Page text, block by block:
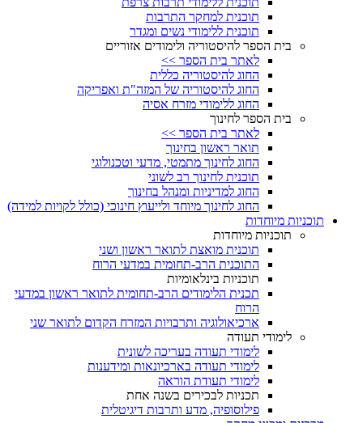
תוכנית למחקר התרבות
תוכנית ללימודי נשים ומגדר
בית הספר להיסטוריה ולימודים אזוריים
לאתר בית הספר >>
החוג להיסטוריה כללית
החוג להיסטוריה של המזה"ת ואפריקה
החוג ללימודי מזרח אסיה
בית הספר לחינוך
לאתר בית הספר >>
תואר ראשון בחינוך
החוג לחינוך מתמטי, מדעי וטכנולוגי
תוכנית לחינוך רב לשוני
החוג למדיניות ומנהל בחינוך
החוג לחינוך מיוחד ולייעוץ חינוכי (כולל לקויות למידה)
תוכניות מיוחדות
תוכניות מיוחדות
תוכנית מואצת לתואר ראשון ושני
התוכנית הרב-תחומית במדעי הרוח
תוכניות בינלאומיות
תכנית הלימודים הרב-תחומית לתואר ראשון במדעי
הרוח
ארכיאולוגיה ותרבויות המזרח הקדום לתואר שני
לימודי תעודה
לימודי תעודה בעריכה לשונית
לימודי תעודה בארכיונאות ומידענות
לימודי תעודת הוראה
תכניות לבכירים בשנה אחת
פילוסופיה, מדע ותרבות דיגיטלית